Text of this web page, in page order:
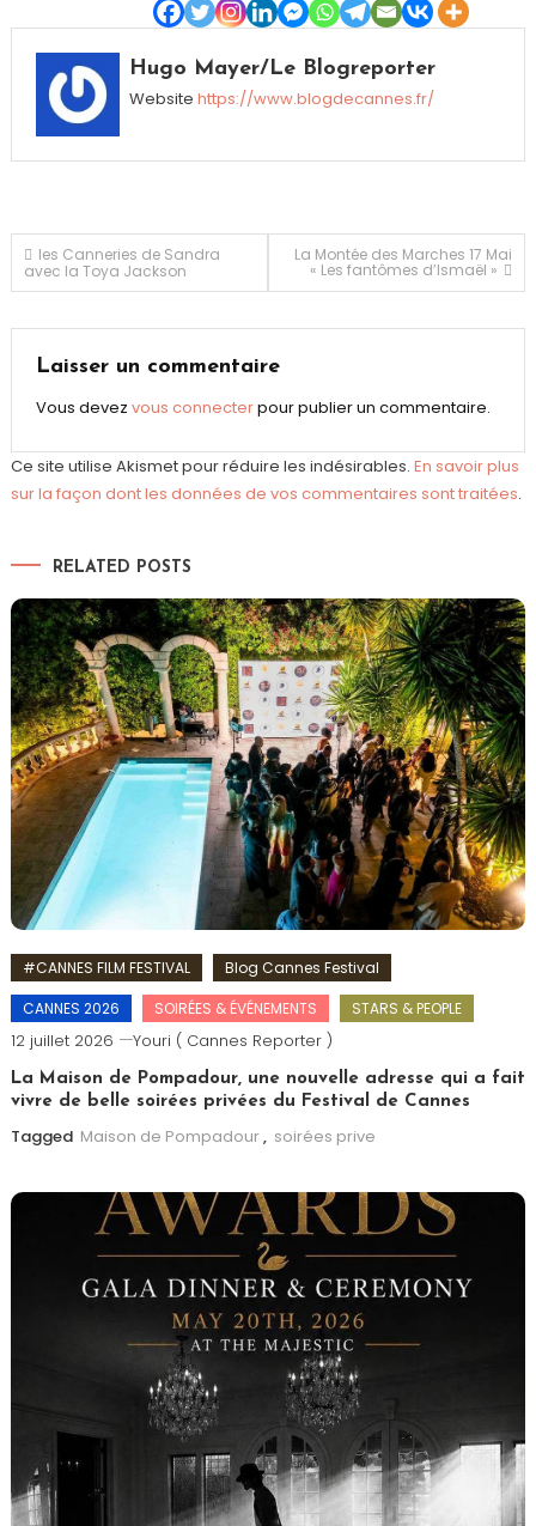
Hugo Mayer/Le Blogreporter
Website https://www.blogdecannes.fr/
Navigation
l’article
les Canneries de Sandra
avec la Toya Jackson
La Montée des Marches 17 Mai
« Les fantômes d’Ismaël »
Laisser un commentaire
Vous devez vous connecterpour publier un commentaire.
Ce site utilise Akismet pour réduire les indésirables. En savoir plus
sur la façon dont les données de vos commentaires sont traitées.
RELATED POSTS
#CANNES FILM FESTIVAL
Blog Cannes Festival
CANNES 2026
SOIRÉES & ÉVÉNEMENTS STARS & PEOPLE
12 juillet 2026 Youri ( Cannes Reporter )
La Maison de Pompadour, une nouvelle adresse qui a fait
vivre de belle soirées privées du Festival de Cannes
Tagged Maison de Pompadour, soirées prive